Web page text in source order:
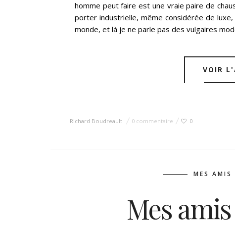
homme peut faire est une vraie paire de
porter industrielle, même considérée de
monde, et là je ne parle pas des vulgaires
VOIR
Richard Boudreault 0 commentaire 0
MES AMIS
Mes